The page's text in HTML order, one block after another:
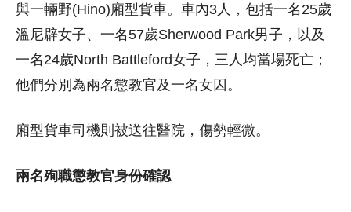
與一輛野(Hino)廂型貨車。車內3人，包括一名25歲
溫尼辟女子、一名57歲Sherwood Park男子，以及
一名24歲North Battleford女子，三人均當場死亡；
他們分別為兩名懲教官及一名女囚。
廂型貨車司機則被送往醫院，傷勢輕微。
兩名殉職懲教官身份確認